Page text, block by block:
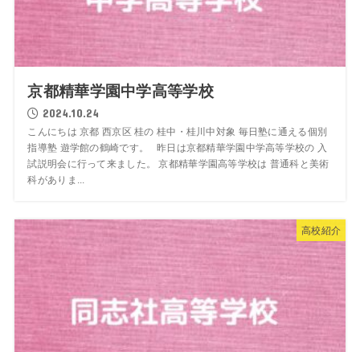
京都精華学園中学高等学校
2024.10.24
こんにちは 京都 西京区 桂の 桂中・桂川中対象 毎日塾に通える個別
指導塾 遊学館の鶴崎です。 昨日は京都精華学園中学高等学校の 入
試説明会に行って来ました。 京都精華学園高等学校は 普通科と美術
科がありま...
高校紹介